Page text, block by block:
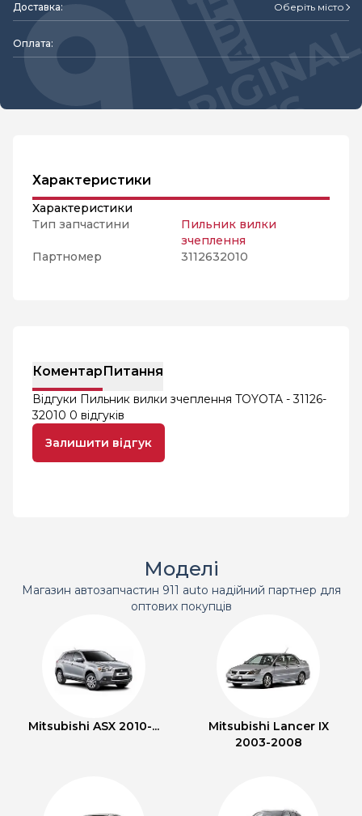
Доставка: Оберіть місто
Оплата:
Характеристики
Характеристики
Тип запчастини
Пильник вилки
зчеплення
Партномер
3112632010
КоментарПитання
Відгуки Пильник вилки зчеплення TOYOTA - 31126-
32010 0 відгуків
Залишити відгук
Моделі
Магазин автозапчастин 911 auto надійний партнер для
оптових покупців
Mitsubishi ASX 2010-...
Mitsubishi Lancer IX
2003-2008